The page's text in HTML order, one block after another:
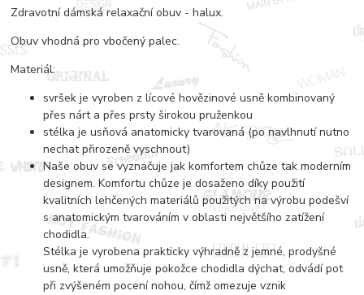
Zdravotní dámská relaxační obuv - halux.
Obuv vhodná pro vbočený palec.
Materiál:
svršek je vyroben z lícové hovězinové usně kombinovaný
přes nárt a přes prsty širokou pruženkou
stélka je usňová anatomicky tvarovaná (po navlhnutí nutno
nechat přirozeně vyschnout)
Naše obuv se vyznačuje jak komfortem chůze tak moderním
designem. Komfortu chůze je dosaženo díky použití
kvalitních lehčených materiálů použitých na výrobu podešví
s anatomickým tvarováním v oblasti největšího zatížení
chodidla.
Stélka je vyrobena prakticky výhradně z jemné, prodyšné
usně, která umožňuje pokožce chodidla dýchat, odvádí pot
při zvýšeném pocení nohou, čímž omezuje vznik